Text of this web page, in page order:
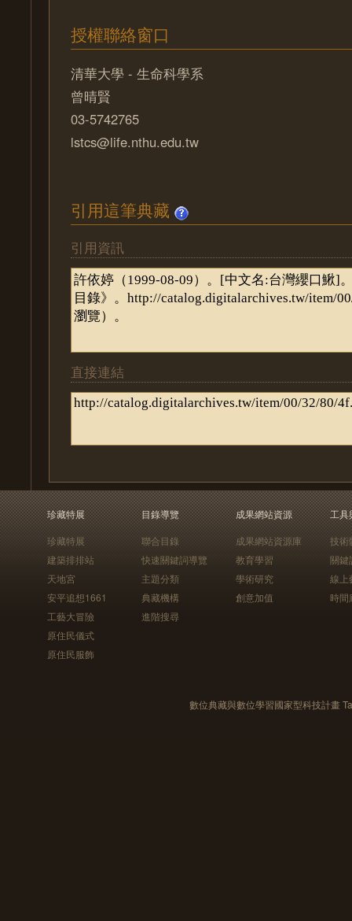
授權聯絡窗口
清華大學 - 生命科學系
曾晴賢
03-5742765
lstcs@life.nthu.edu.tw
引用這筆典藏
引用資訊
直接連結
珍藏特展
珍藏特展
建築排排站
天地宮
安平追想1661
工藝大冒險
原住民儀式
原住民服飾
目錄導覽
聯合目錄
快速關鍵詞導覽
主題分類
典藏機構
進階搜尋
成果網站資源
成果網站資源庫
教育學習
學術研究
創意加值
工具
技術
關鍵
線上
時間
數位典藏與數位學習國家型科技計畫